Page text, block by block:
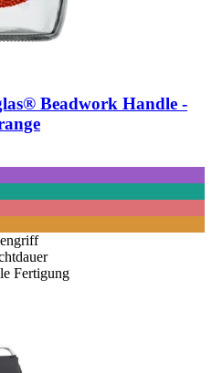
Beadwork Handle -​
Fertigung